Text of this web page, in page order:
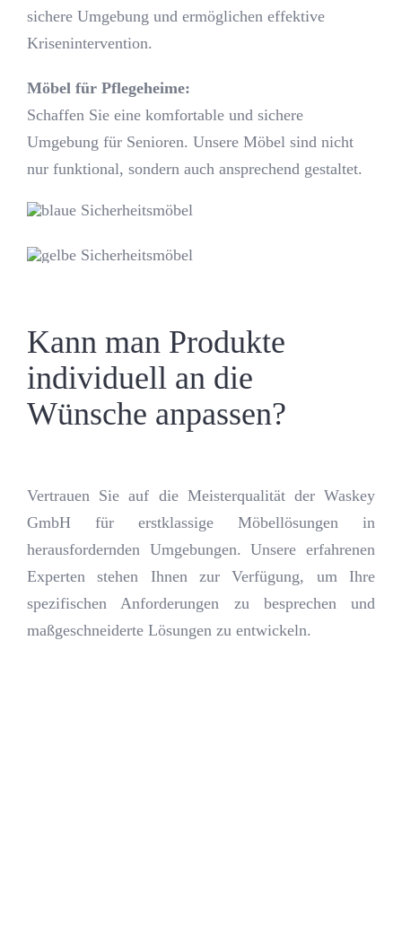
sichere Umgebung und ermöglichen effektive
Krisenintervention.
Möbel für Pflegeheime:
Schaffen Sie eine komfortable und sichere
Umgebung für Senioren. Unsere Möbel sind nicht
nur funktional, sondern auch ansprechend gestaltet.
Kann man Produkte
individuell an die
Wünsche anpassen?
Vertrauen Sie auf die Meisterqualität der Waskey
GmbH für erstklassige Möbellösungen in
herausfordernden Umgebungen. Unsere erfahrenen
Experten stehen Ihnen zur Verfügung, um Ihre
spezifischen Anforderungen zu besprechen und
maßgeschneiderte Lösungen zu entwickeln.